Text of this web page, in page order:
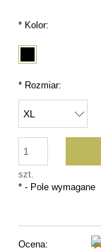
* Kolor:
* Rozmiar:
szt.
* - Pole wymagane
Ocena: